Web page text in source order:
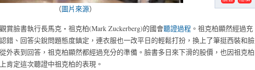
（圖片來源）
賞臉書執行長馬克‧祖克柏(Mark Zuckerberg)的國會聽證過程 。祖克柏顯然經過充
錯、回答尖銳問題態度鎮定，連衣服也一改平日的輕鬆打扮，換上了筆挺西裝和臉
外表到回答，祖克柏顯然都經過充分的準備。臉書多日來下滑的股價，也因祖克柏
肯定這次聽證中祖克柏的表現。